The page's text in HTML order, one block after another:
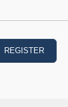
REGISTER